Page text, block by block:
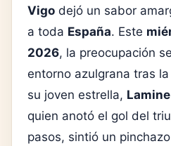
Vigo dejó un sabor
a toda España. Este
2026, la preocupación
entorno azulgrana tras
su joven estrella,
quien anotó el gol del
pasos, sintió un